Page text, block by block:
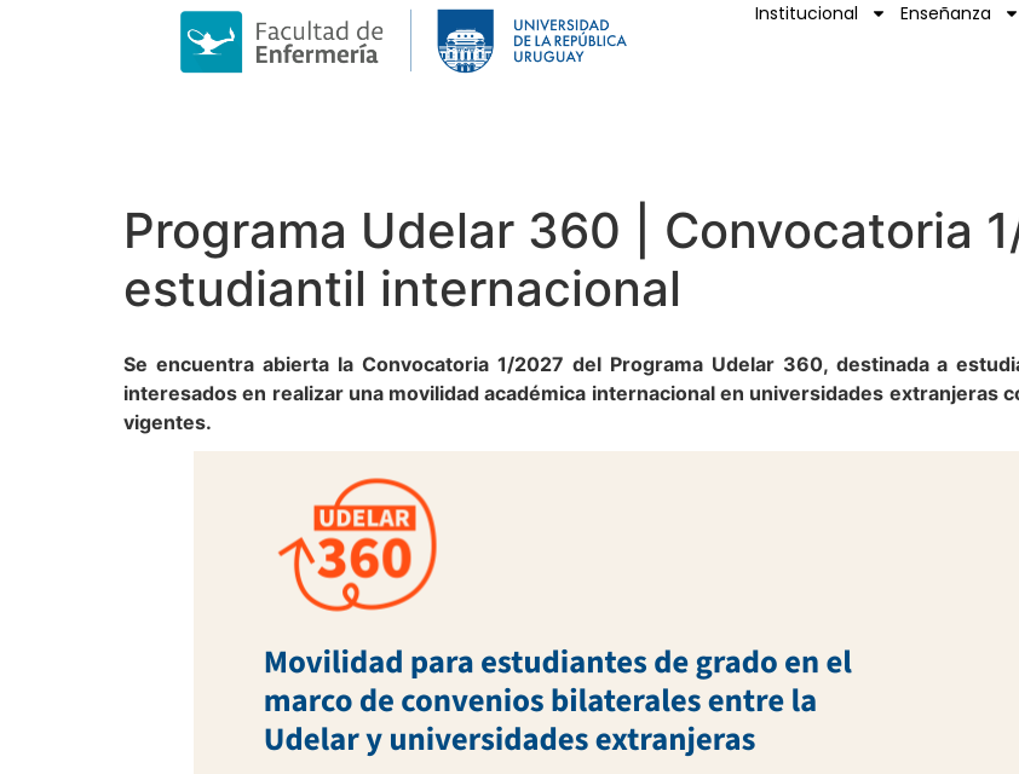
Institucional Enseñanza
Programa Udelar 360 | Convocatoria
estudiantil internacional
Se encuentra abierta la Convocatoria 1/2027 del Programa Udelar 360, destinada a
interesados en realizar una movilidad académica internacional en universidades extranjeras
vigentes.